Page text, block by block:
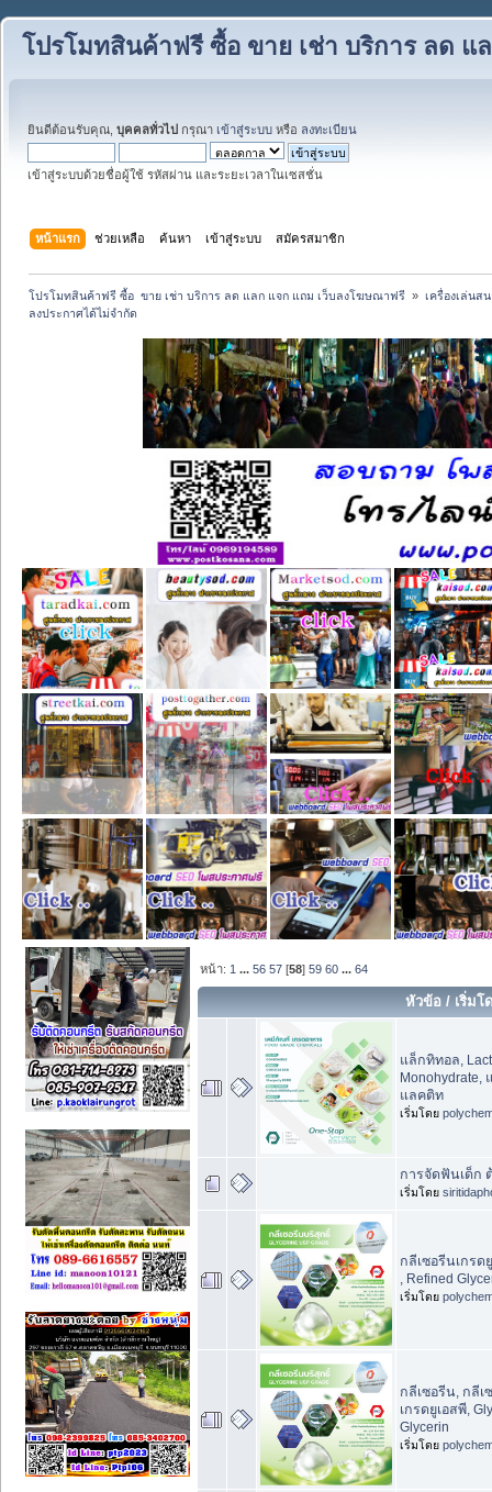
โปรโมทสินค้าฟรี ซื้อ ขาย เช่า บริการ ลด
ยินดีต้อนรับคุณ, บุคคลทั่วไป กรุณา เข้าสู่ระบบ หรือ ลงทะเบียน
เข้าสู่ระบบด้วยชื่อผู้ใช้ รหัสผ่าน และระยะเวลาในเซสชั่น
หน้าแรก ช่วยเหลือ ค้นหา เข้าสู่ระบบ สมัครสมาชิก
โปรโมทสินค้าฟรี ซื้อ  ขาย เช่า บริการ ลด แลก แจก แถม เว็บลงโฆษณาฟรี » เครื่องเล่นส
ลงประกาศได้ไม่จำกัด
หน้า: 1 ...56 57 [58]59 60 ...64
หัวข้อ / เริ่มโ
แล็กทิทอล,
Monohydrate,
แลคติท
เริ่มโดย
การจัดฟันเด็ก
เริ่มโดย
กลีเซอรีนเกรด
, Refined
เริ่มโดย
กลีเซอรีน, กลี
เกรดยูเอสพี,
Glycerin
เริ่มโดย